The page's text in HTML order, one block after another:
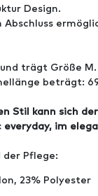
Design.
Abschluss
trägt Größe
beträgt:
Stil kann sich
everyday, im
der Pflege:
23% Polyester